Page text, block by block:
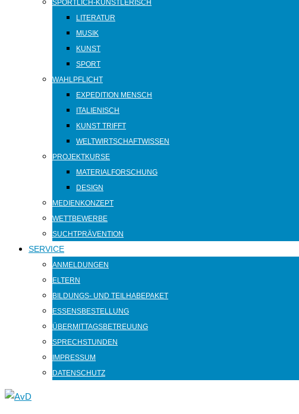
SPORTLICH-KÜNSTLERISCH
LITERATUR
MUSIK
KUNST
SPORT
WAHLPFLICHT
EXPEDITION MENSCH
ITALIENISCH
KUNST TRIFFT
WELTWIRTSCHAFTWISSEN
PROJEKTKURSE
MATERIALFORSCHUNG
DESIGN
MEDIENKONZEPT
WETTBEWERBE
SUCHTPRÄVENTION
SERVICE
ANMELDUNGEN
ELTERN
BILDUNGS- UND TEILHABEPAKET
ESSENSBESTELLUNG
ÜBERMITTAGSBETREUUNG
SPRECHSTUNDEN
IMPRESSUM
DATENSCHUTZ